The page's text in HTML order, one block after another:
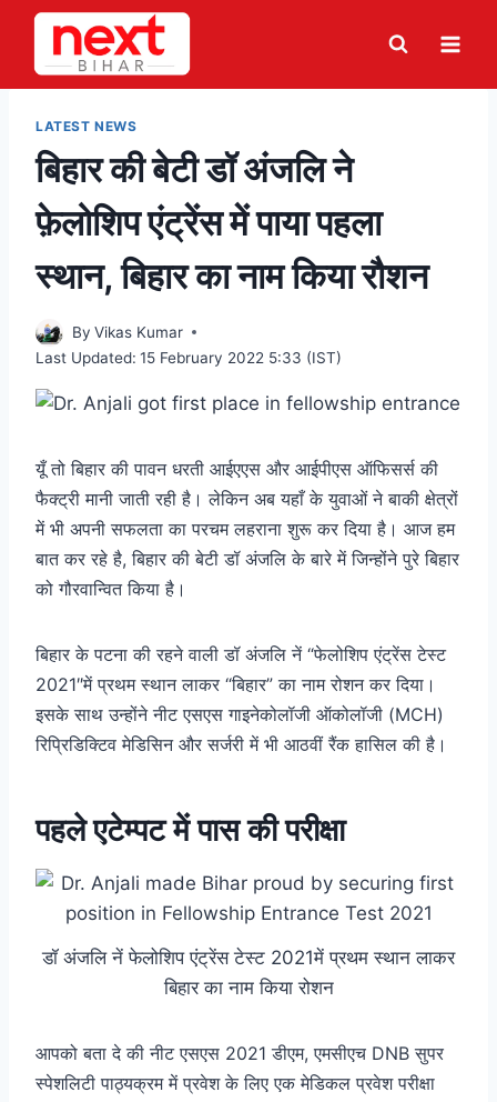
Skip
content
LATEST NEWS
बिहार की बेटी डॉ अंजलि ने
फ़ेलोशिप एंट्रेंस में पाया पहला
स्थान, बिहार का नाम किया रौशन
By Vikas Kumar
Last Updated: 15 February 2022 5:33 (IST)
यूँ तो बिहार की पावन धरती आईएएस और आईपीएस ऑफिसर्स की
फैक्ट्री मानी जाती रही है। लेकिन अब यहाँ के युवाओं ने बाकी क्षेत्रों
में भी अपनी सफलता का परचम लहराना शुरू कर दिया है। आज हम
बात कर रहे है, बिहार की बेटी डॉ अंजलि के बारे में जिन्होंने पुरे बिहार
को गौरवान्वित किया है।
बिहार के पटना की रहने वाली डॉ अंजलि नें “फेलोशिप एंट्रेंस टेस्ट
2021″में प्रथम स्थान लाकर “बिहार” का नाम रोशन कर दिया।
इसके साथ उन्होंने नीट एसएस गाइनेकोलॉजी ऑकोलॉजी (MCH)
रिप्रिडिक्टिव मेडिसिन और सर्जरी में भी आठवीं रैंक हासिल की है।
पहले एटेम्पट में पास की परीक्षा
डॉ अंजलि नें फेलोशिप एंट्रेंस टेस्ट 2021में प्रथम स्थान लाकर
बिहार का नाम किया रोशन
आपको बता दे की नीट एसएस 2021 डीएम, एमसीएच DNB सुपर
स्पेशलिटी पाठ्यक्रम में प्रवेश के लिए एक मेडिकल प्रवेश परीक्षा